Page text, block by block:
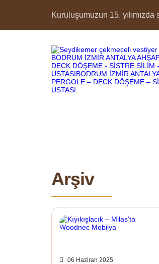
Kuruluşumuzun 15.
Arşiv
06 Haziran 2025